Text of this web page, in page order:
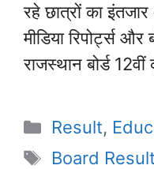
रहे छात्रों का
मीडिया रिपोर्ट्स
राजस्थान बोर्ड
Categories
Result,
Tags
Board